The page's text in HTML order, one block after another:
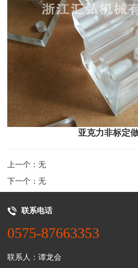
亚克力非标定
上一个：无
下一个：无
联系电话
0575-87663353
联系人：谭龙会